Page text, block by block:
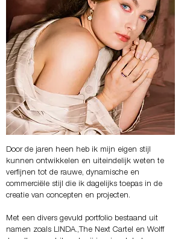
Door de jaren heen heb ik mijn eigen stijl
kunnen ontwikkelen en uiteindelijk weten te
verfijnen tot de rauwe, dynamische en
commerciële stijl die ik dagelijks toepas in de
creatie van concepten en projecten.
Met een divers gevuld portfolio bestaand uit
namen zoals LINDA.,The Next Cartel en Wolff